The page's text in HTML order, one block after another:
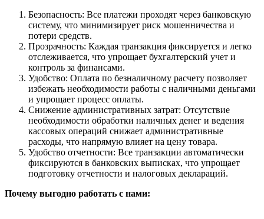
Безопасность: Все платежи проходят через банковскую
систему, что минимизирует риск мошенничества и
потери средств.
Прозрачность: Каждая транзакция фиксируется и легко
отслеживается, что упрощает бухгалтерский учет и
контроль за финансами.
Удобство: Оплата по безналичному расчету позволяет
избежать необходимости работы с наличными деньгами
и упрощает процесс оплаты.
Снижение административных затрат: Отсутствие
необходимости обработки наличных денег и ведения
кассовых операций снижает административные
расходы, что напрямую влияет на цену товара.
Удобство отчетности: Все транзакции автоматически
фиксируются в банковских выписках, что упрощает
подготовку отчетности и налоговых деклараций.
Почему выгодно работать с нами: